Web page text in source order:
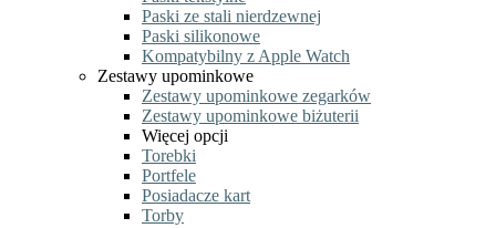
Paski ze stali nierdzewnej
Paski silikonowe
Kompatybilny z Apple Watch
Zestawy upominkowe
Zestawy upominkowe zegarków
Zestawy upominkowe biżuterii
Więcej opcji
Torebki
Portfele
Posiadacze kart
Torby